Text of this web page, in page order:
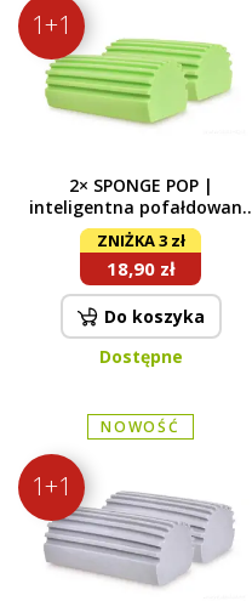
1+1
2× SPONGE POP |
inteligentna pofałdowana
gąbka | skutecznie ściera &
nie wznieca kurzu, ekstra
chłonna | zielona
ZNIŻKA 3 zł
18,90 zł
Do koszyka
Dostępne
NOWOŚĆ
1+1